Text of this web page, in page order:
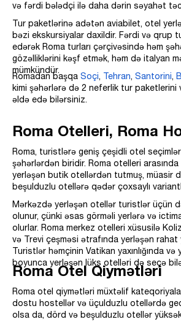
və fərdi bələdçi ilə daha dərin səyahət
Tur paketlərinə adətən aviabilet, otel
bəzi ekskursiyalar daxildir. Fərdi və qrup
edərək Roma turları çərçivəsində həm
gözəlliklərini kəşf etmək, həm də italyan
mümkündür.
Romadan başqa Soçi, Tehran, Santorini,
kimi şəhərlərə də 2 neferlik tur paketlerini
əldə edə bilərsiniz.
Roma Otelleri, Roma
Roma, turistlərə geniş çeşidli otel
şəhərlərdən biridir. Roma otelleri
yerləşən butik otellərdən tutmuş, müasir
beşulduzlu otellərə qədər çoxsaylı
Mərkəzdə yerləşən otellər turistlər üçün
olunur, çünki əsas görməli yerlərə və
olurlar. Roma merkez otelleri xüsusilə
və Trevi çeşməsi ətrafında yerləşən rahat
Turistlər həmçinin Vatikan yaxınlığında və
boyunca yerləşən lüks otelləri də seçə
Roma Otel Qiymətləri
Roma otel qiymətləri müxtəlif
dostu hostellər və üçulduzlu otellərdə
olsa da, dörd və beşulduzlu otellər